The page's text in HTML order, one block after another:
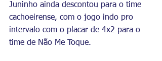
Juninho ainda descontou para o time
cachoeirense, com o jogo indo pro
intervalo com o placar de 4x2 para o
time de Não Me Toque.